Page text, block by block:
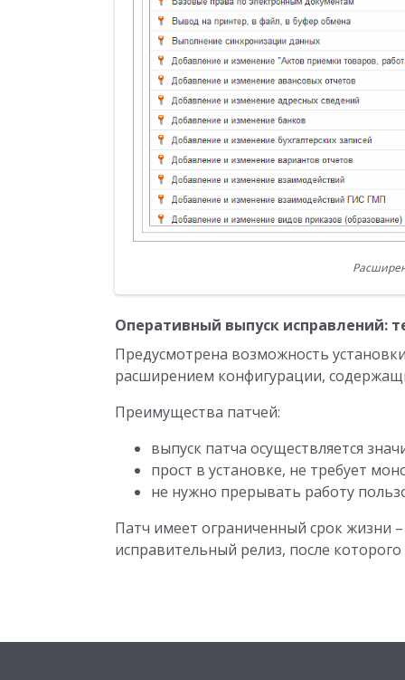
Оперативный выпуск исправлений:
Предусмотрена возможность
расширением конфигурации,
Преимущества патчей:
выпуск патча осуществляется
прост в установке, не требует
не нужно прерывать работу
Патч имеет ограниченный срок жизни
исправительный релиз, после